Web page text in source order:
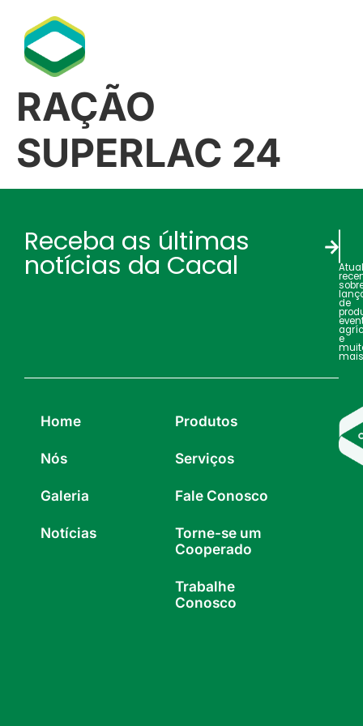
RAÇÃO
SUPERLAC 24
Receba as últimas
notícias da Cacal
de
e
Home
Nós
Galeria
Notícias
Produtos
Serviços
Fale Conosco
Torne-se um
Cooperado
Trabalhe
Conosco